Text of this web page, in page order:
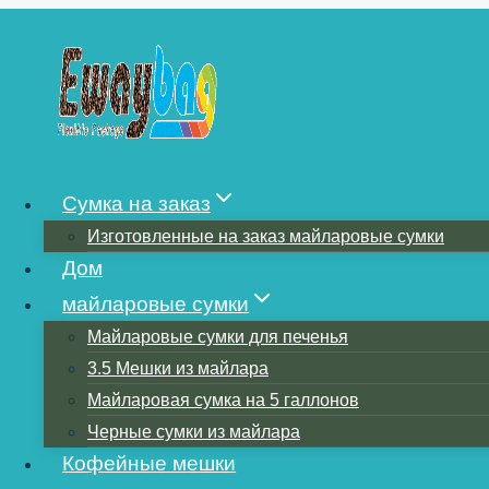
содержимому
Сумка на заказ
Изготовленные на заказ майларовые сумки
Дом
майларовые сумки
Майларовые сумки для печенья
3.5 Мешки из майлара
Майларовая сумка на 5 галлонов
Черные сумки из майлара
Кофейные мешки
КАК ДОЛГО